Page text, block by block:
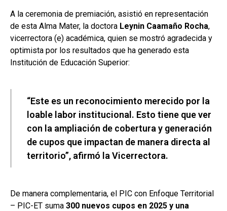
A la ceremonia de premiación, asistió en representación
de esta Alma Mater, la doctora Leynin Caamaño Rocha,
vicerrectora (e) académica, quien se mostró agradecida y
optimista por los resultados que ha generado esta
Institución de Educación Superior:
“Este es un reconocimiento merecido por la
loable labor institucional. Esto tiene que ver
con la ampliación de cobertura y generación
de cupos que impactan de manera directa al
territorio”, afirmó la Vicerrectora.
De manera complementaria, el PIC con Enfoque Territorial
– PIC-ET suma 300 nuevos cupos en 2025 y una